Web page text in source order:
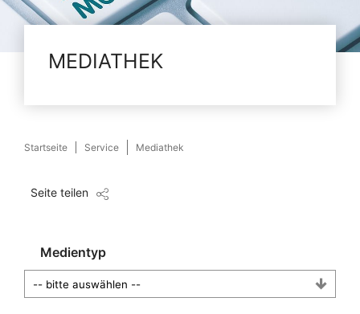
MEDIATHEK
Startseite Service Mediathek
Seite teilen
Medientyp